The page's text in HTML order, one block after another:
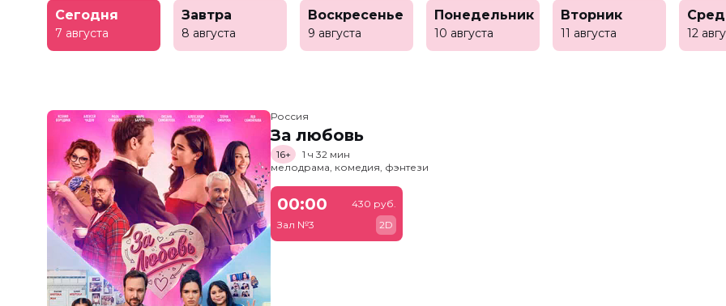
Сегодня
7 августа
Завтра
8 августа
Воскресенье
9 августа
Понедельник
10 августа
Вторник
11 августа 12
Россия
За любовь
16+
1 ч 32 мин
мелодрама, комедия, фэнтези
00:00
Зал №3
430 руб.
2D